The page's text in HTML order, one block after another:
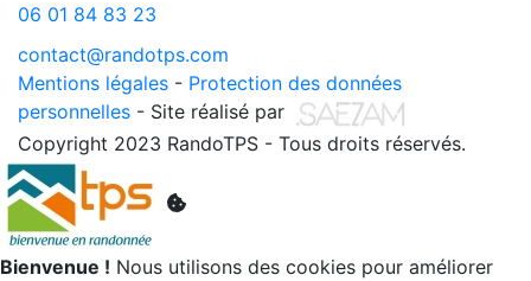
06 01 84 83 23
contact@randotps.com
Mentions légales - Protection des données
personnelles - Site réalisé par
Copyright 2023 RandoTPS - Tous droits réservés.
Bienvenue ! Nous utilisons des cookies pour améliorer